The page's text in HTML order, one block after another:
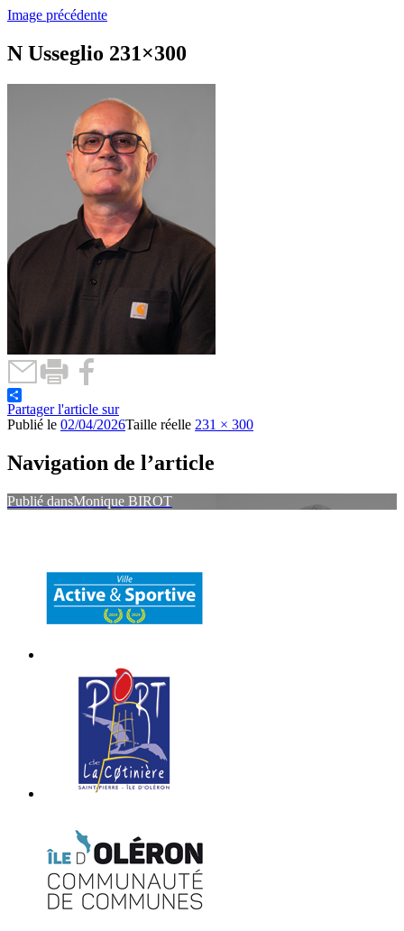
Image précédente
N Usseglio 231×300
Partager l'article sur
Publié le 02/04/2026Taille réelle 231 × 300
Navigation de l’article
Publié dansMonique BIROT